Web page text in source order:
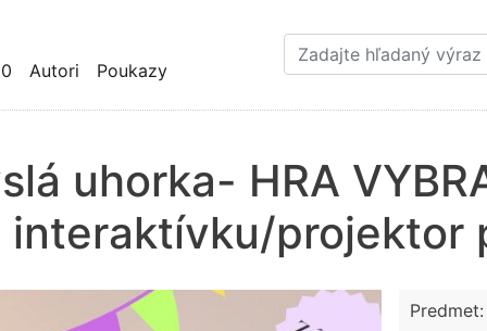
hlavný
Autori Poukazy
uhorka- HRA
interaktívku/projektor
Predmet: